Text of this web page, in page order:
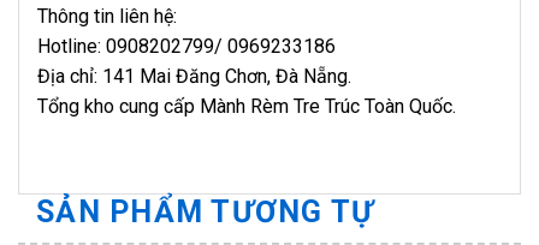
Thông tin liên hệ:
Hotline: 0908202799/ 0969233186
Địa chỉ: 141 Mai Đăng Chơn, Đà Nẵng.
Tổng kho cung cấp Mành Rèm Tre Trúc Toàn Quốc.
SẢN PHẨM TƯƠNG TỰ